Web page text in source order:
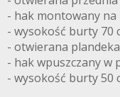
- hak montowany na
- wysokość burty 70
- otwierana
- hak wpuszczany w
- wysokość burty 50